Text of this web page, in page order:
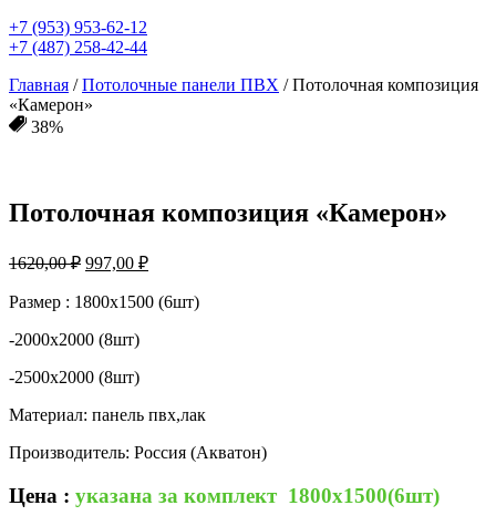
+7 (953) 953-62-12
+7 (487) 258-42-44
Главная /Потолочные панели ПВХ / Потолочная композиция
«Камерон»
38%
Потолочная композиция «Камерон»
1620,00₽ Первоначальная
составляла
997,00 ₽Текущая
997,00 ₽.
Размер : 1800х1500 (6шт)
-2000х2000 (8шт)
-2500х2000 (8шт)
Материал: панель пвх,лак
Производитель: Россия (Акватон)
Цена : указана за комплект 1800х1500(6шт)